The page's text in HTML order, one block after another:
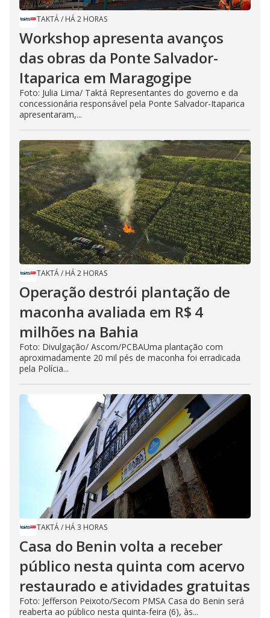
TAKTÁ/ HÁ 2 HORAS
Workshop apresenta avanços
das obras da Ponte Salvador-
Itaparica em Maragogipe
Foto: Julia Lima/ Taktá Representantes do governo e da
concessionária responsável pela Ponte Salvador-Itaparica
apresentaram,...
TAKTÁ/ HÁ 2 HORAS
Operação destrói plantação de
maconha avaliada em R$ 4
milhões na Bahia
Foto: Divulgação/ Ascom/PCBAUma plantação com
aproximadamente 20 mil pés de maconha foi erradicada
pela Polícia...
TAKTÁ/ HÁ 3 HORAS
Casa do Benin volta a receber
público nesta quinta com acervo
restaurado e atividades gratuitas
Foto: Jefferson Peixoto/Secom PMSA Casa do Benin será
reaberta ao público nesta quinta-feira (6), às...